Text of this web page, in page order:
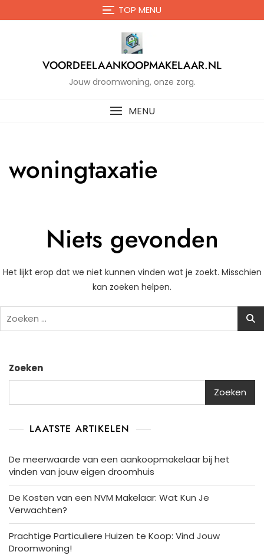
de
TOP MENU
VOORDEELAANKOOPMAKELAAR.NL
Jouw droomwoning, onze zorg.
MENU
woningtaxatie
Niets gevonden
Het lijkt erop dat we niet kunnen vinden wat je zoekt. Misschien
kan zoeken helpen.
Zoeken
Zoeken
Zoeken
LAATSTE ARTIKELEN
De meerwaarde van een aankoopmakelaar bij het
vinden van jouw eigen droomhuis
De Kosten van een NVM Makelaar: Wat Kun Je
Verwachten?
Prachtige Particuliere Huizen te Koop: Vind Jouw
Droomwoning!